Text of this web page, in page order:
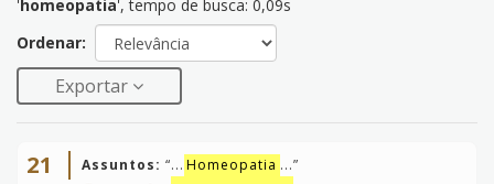
'homeopatia', tempo de busca: 0,09s
Ordenar:
Exportar
21 Assuntos: “... Homeopatia ...”